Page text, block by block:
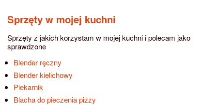
Sprzęty w mojej kuchni
Sprzęty z jakich korzystam w mojej kuchni i polecam jako
sprawdzone
Blender ręczny
Blender kielichowy
Piekarnik
Blacha do pieczenia pizzy